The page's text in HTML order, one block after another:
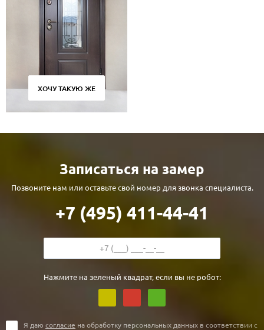
ХОЧУ ТАКУЮ ЖЕ
Записаться на замер
Позвоните нам или оставьте свой номер для звонка специалиста.
+7 (495) 411-44-41
Нажмите на зеленый квадрат, если вы не робот:
Я даю согласие на обработку персональных данных в соответствии с